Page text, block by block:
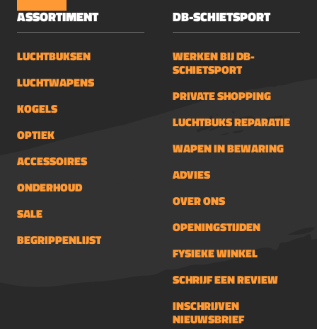
ASSORTIMENT
LUCHTBUKSEN
LUCHTWAPENS
KOGELS
OPTIEK
ACCESSOIRES
ONDERHOUD
SALE
BEGRIPPENLIJST
DB-SCHIETSPORT
WERKEN BIJ DB-
SCHIETSPORT
PRIVATE SHOPPING
LUCHTBUKS REPARATIE
WAPEN IN BEWARING
ADVIES
OVER ONS
OPENINGSTIJDEN
FYSIEKE WINKEL
SCHRIJF EEN REVIEW
INSCHRIJVEN
NIEUWSBRIEF